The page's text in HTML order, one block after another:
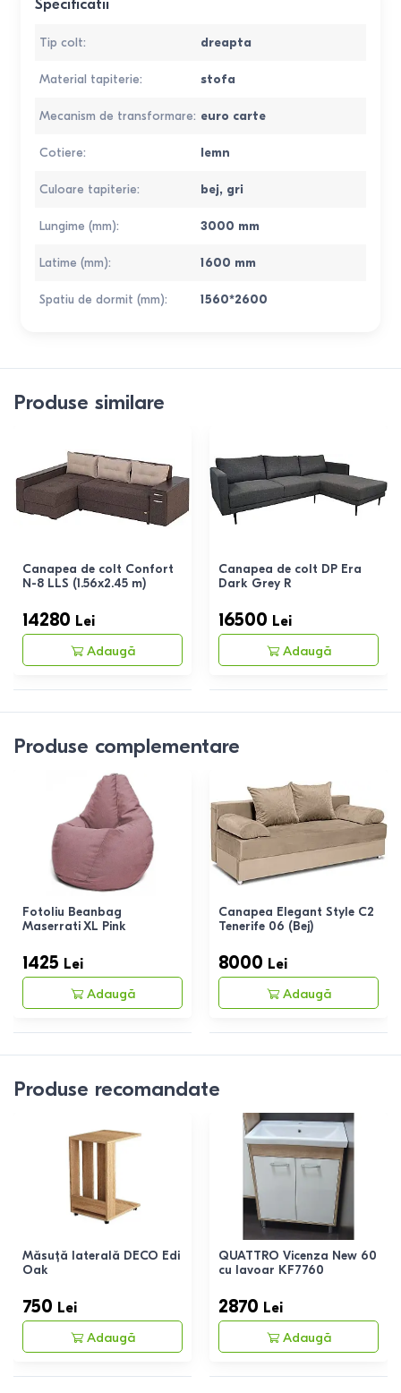
Specificatii
Tip colt: dreapta
Material tapiterie: stofa
Mecanism de transformare: euro carte
Cotiere: lemn
Culoare tapiterie: bej, gri
Lungime (mm): 3000 mm
Latime (mm): 1600 mm
Spatiu de dormit (mm): 1560*2600
Produse similare
Canapea de colt Confort
N-8 LLS (1.56x2.45 m)
14280 Lei
Adaugă
Canapea de colt DP Era
Dark Grey R
16500 Lei
Adaugă
Produse complementare
Fotoliu Beanbag
Maserrati XL Pink
1425 Lei
Adaugă
Canapea Elegant Style C2
Tenerife 06 (Bej)
8000 Lei
Adaugă
Produse recomandate
Măsuță laterală DECO Edi
Oak
750 Lei
Adaugă
QUATTRO Vicenza New 60
cu lavoar KF7760
2870 Lei
Adaugă